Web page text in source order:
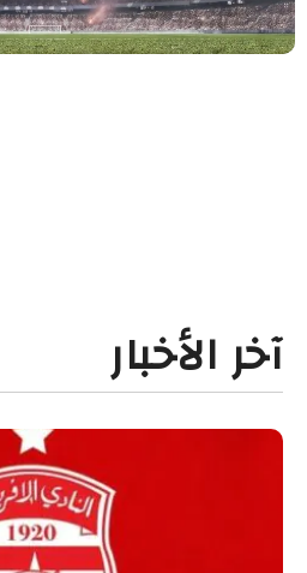
آخر الأخبار